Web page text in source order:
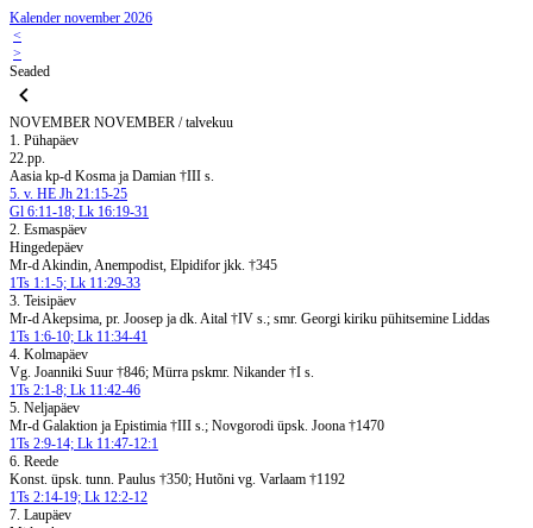
Kalender november 2026
<
>
Seaded
NOVEMBER NOVEMBER / talvekuu
1. Pühapäev
22.pp.
Aasia kp-d Kosma ja Damian †III s.
5. v. HE Jh 21:15-25
Gl 6:11-18; Lk 16:19-31
2. Esmaspäev
Hingedepäev
Mr-d Akindin, Anempodist, Elpidifor jkk. †345
1Ts 1:1-5; Lk 11:29-33
3. Teisipäev
Mr-d Akepsima, pr. Joosep ja dk. Aital †IV s.; smr. Georgi kiriku pühitsemine Liddas
1Ts 1:6-10; Lk 11:34-41
4. Kolmapäev
Vg. Joanniki Suur †846; Mürra pskmr. Nikander †I s.
1Ts 2:1-8; Lk 11:42-46
5. Neljapäev
Mr-d Galaktion ja Epistimia †III s.; Novgorodi üpsk. Joona †1470
1Ts 2:9-14; Lk 11:47-12:1
6. Reede
Konst. üpsk. tunn. Paulus †350; Hutõni vg. Varlaam †1192
1Ts 2:14-19; Lk 12:2-12
7. Laupäev